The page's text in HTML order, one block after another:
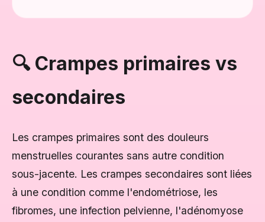
🔍 Crampes primaires vs
secondaires
Les crampes primaires sont des douleurs
menstruelles courantes sans autre condition
sous-jacente. Les crampes secondaires sont liées
à une condition comme l'endométriose, les
fibromes, une infection pelvienne, l'adénomyose